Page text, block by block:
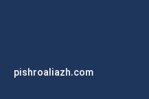
pishroaliazh.com